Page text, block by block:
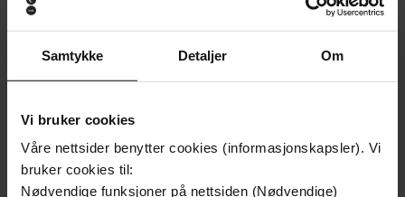
Samtykke Detaljer Om
Vi bruker cookies
Våre nettsider benytter cookies (informasjonskapsler). Vi
bruker cookies til:
Nødvendige funksjoner på nettsiden (Nødvendige)
LYDBOK
Premium
Vinner av Rivertonprisen
Premium